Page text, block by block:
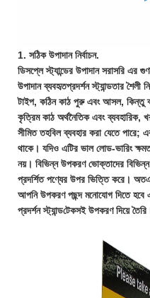
1. সঠিক উপাদান নির্বাচন.
ডিসপ্লে স্ট্যান্ডের উপাদান সরাসরি এর
উপাদান ব্যবহৃতপ্রদর্শন স্ট্যান্ডতার শৈলী
টাইপ, কঠিন কাঠ পুরু এবং আসল, কিন্তু
কৃত্রিম কাঠ অর্থনৈতিক এবং ব্যবহারিক,
সীমিত তহবিল ব্যবহার করা যেতে পারে;
থাকে। যদিও এটির ভাল লোড-ভারিং
নয়। বিভিন্ন উপকরণ ভোক্তাদের
প্রদর্শিত পণ্যের উপর ভিত্তি করে।
আপনি উপকরণ পছন্দ মনোযোগ দিতে হবে
প্রদর্শন স্ট্যান্ডটেকসই উপকরণ দিয়ে